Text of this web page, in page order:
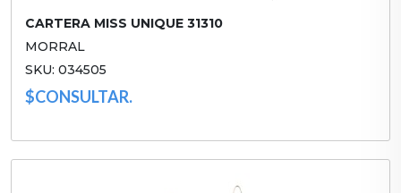
CARTERA MISS UNIQUE 31310
MORRAL
SKU: 034505
$CONSULTAR.